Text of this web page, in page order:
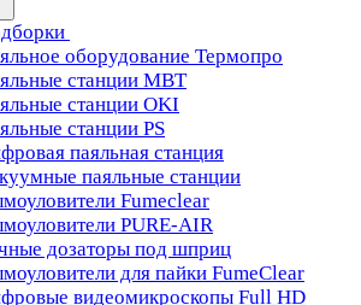
оборудование Термопро
станции MBT
станции OKI
станции PS
паяльная станция
паяльные станции
Fumeclear
PURE-AIR
дозаторы под шприц
для пайки FumeClear
видеомикроскопы Full HD